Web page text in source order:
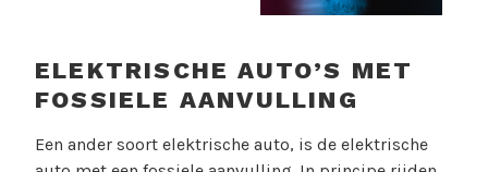
ELEKTRISCHE AUTO’S MET
FOSSIELE AANVULLING
Een ander soort elektrische auto, is de elektrische